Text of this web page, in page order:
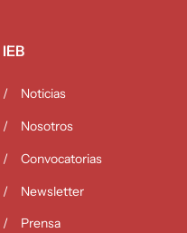
IEB
Noticias
Nosotros
Convocatorias
Newsletter
Prensa